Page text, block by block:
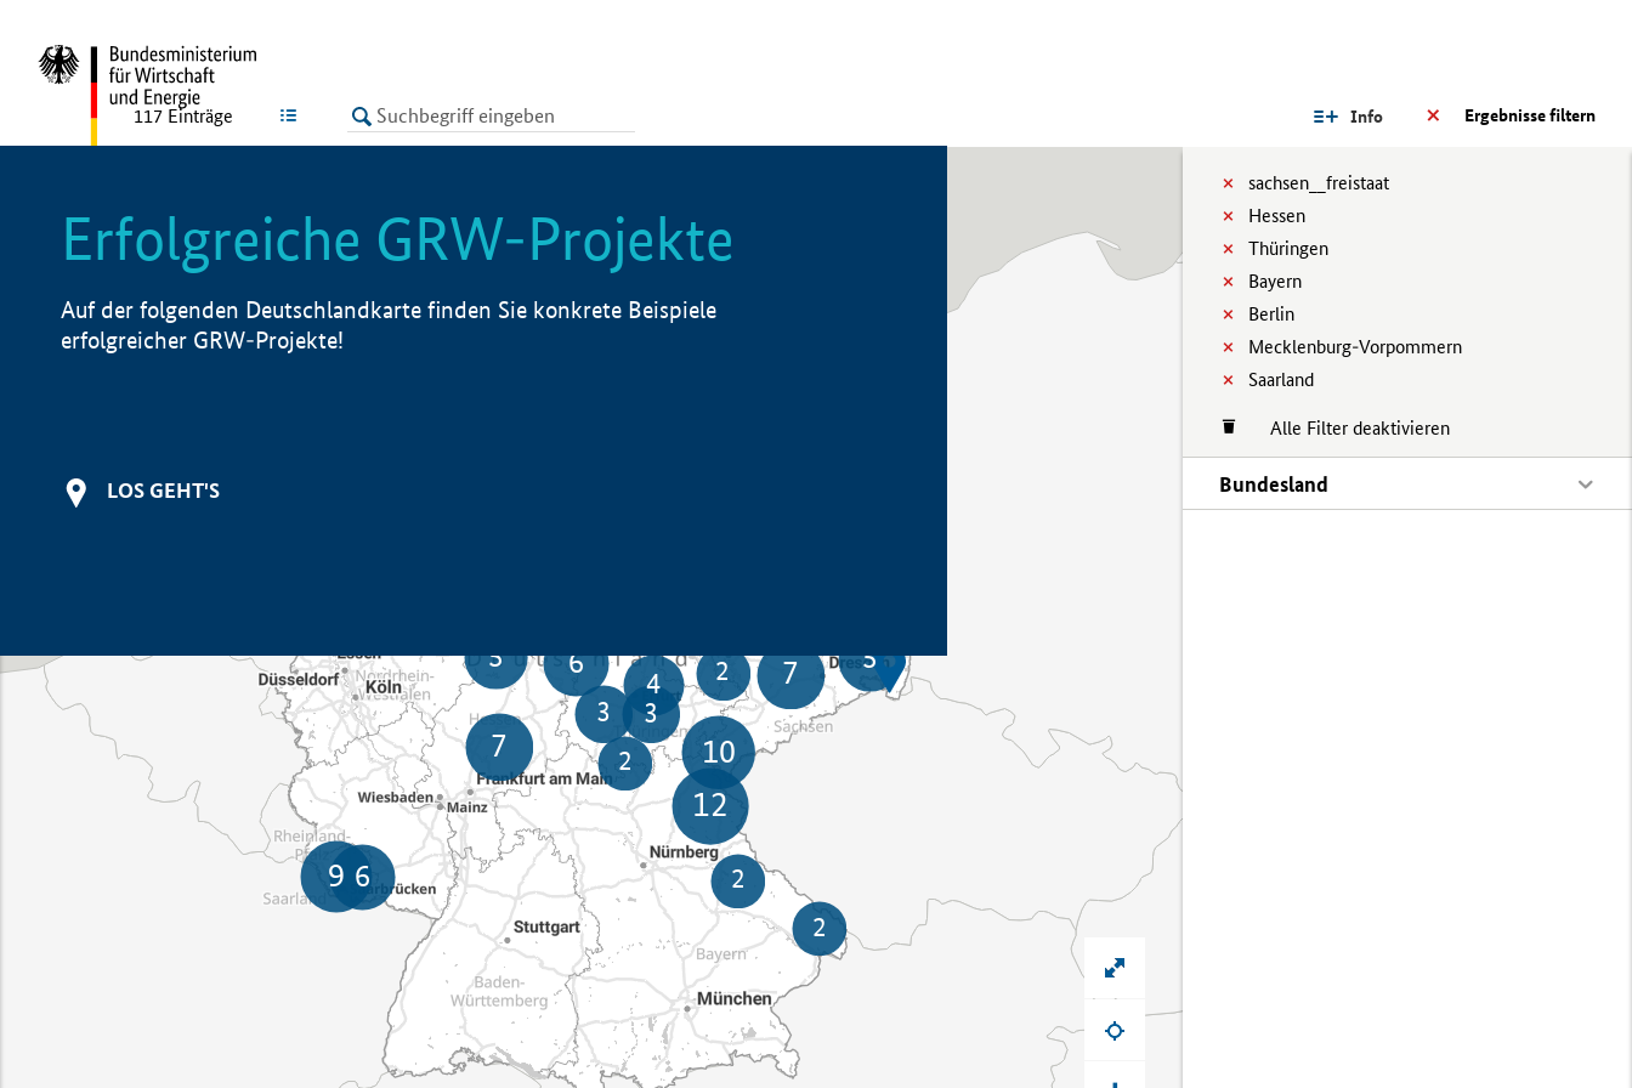
LISTE Ergebnisse filtern
Info
sachsen__freistaat
Hessen
Thüringen
Bayern
Berlin
Mecklenburg-Vorpommern
Saarland
Alle Filter deaktivieren
Bundesland
117 Einträge
Erfolgreiche GRW-Projekte
Auf der folgenden Deutschlandkarte finden Sie konkrete Beispiele
erfolgreicher GRW-Projekte!
LOS GEHT'S